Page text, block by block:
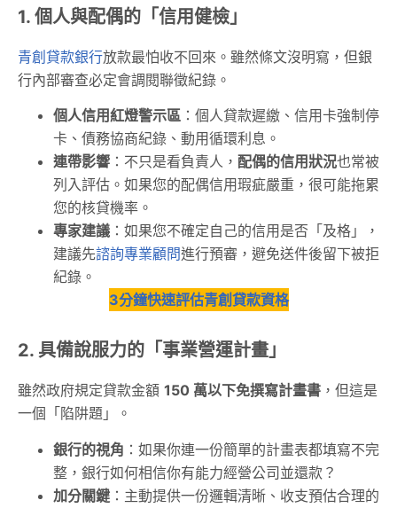
1. 個人與配偶的「信用健檢」
青創貸款銀行放款最怕收不回來。雖然條文沒明寫，但銀
行內部審查必定會調閱聯徵紀錄。
個人信用紅燈警示區 ：個人貸款遲繳、信用卡強制停
卡、債務協商紀錄、動用循環利息。
連帶影響 ：不只是看負責人， 配偶的信用狀況也常被
列入評估。如果您的配偶信用瑕疵嚴重，很可能拖累
您的核貸機率。
專家建議 ：如果您不確定自己的信用是否「及格」，
建議先諮詢專業顧問進行預審，避免送件後留下被拒
紀錄。
3分鐘快速評估青創貸款資格
2. 具備說服力的「事業營運計畫」
雖然政府規定貸款金額 150 萬以下免撰寫計畫書 ，但這是
一個「陷阱題」。
銀行的視角 ：如果你連一份簡單的計畫表都填寫不完
整，銀行如何相信你有能力經營公司並還款？
加分關鍵 ：主動提供一份邏輯清晰、收支預估合理的